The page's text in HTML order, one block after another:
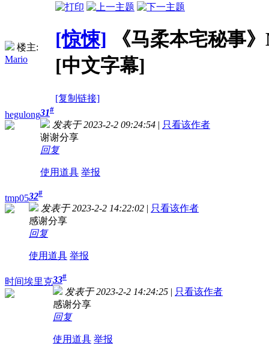
楼主:
Mario
[惊悚]
《马柔本宅秘事
[中文字幕]
[复制链接]
hegulong31#
发表于 2023-2-2 09:24:54 | 只看该作者
谢谢分享
回复
使用道具 举报
tmp0532#
发表于 2023-2-2 14:22:02 | 只看该作者
感谢分享
回复
使用道具 举报
时间埃里克33#
发表于 2023-2-2 14:24:25 | 只看该作者
感谢分享
回复
使用道具 举报